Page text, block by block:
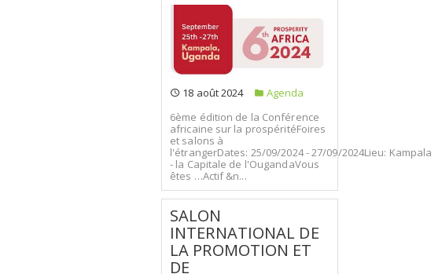
18 août 2024
Agenda
6ème édition de la Conférence
africaine sur la prospéritéFoires
et salons à
l'étrangerDates: 25/09/2024 - 27/09/2024Lieu: Kampala
- la Capitale de l'OugandaVous
êtes …Actif &n...
SALON
INTERNATIONAL DE
LA PROMOTION ET
DE